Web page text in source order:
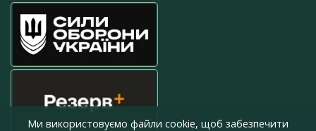
Ми використовуємо файли cookie, щоб забезпечити